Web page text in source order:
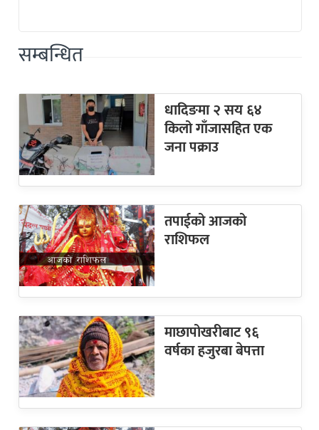
सम्बन्धित
धादिङमा २ सय ६४
किलो गाँजासहित एक
जना पक्राउ
तपाईको आजको
राशिफल
माछापोखरीबाट ९६
वर्षका हजुरबा बेपत्ता